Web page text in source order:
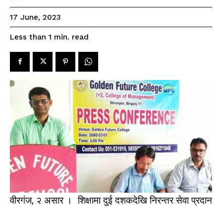
17 June, 2023
Less than 1 min. read
वीरगंज, २ असार । शिक्षामा दुई दशकदेखि निरन्तर सेवा प्रदान